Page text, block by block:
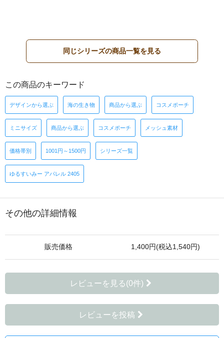
同じシリーズの商品一覧を見る
この商品のキーワード
デザインから選ぶ 海の生き物 商品から選ぶ コスメポーチ
ミニサイズ 商品から選ぶ コスメポーチ メッシュ素材
価格帯別 1001円～1500円 シリーズ一覧
ゆるすいみー アパレル 2405
その他の詳細情報
販売価格 1,400円(税込1,540円)
レビューを見る(0件)
レビューを投稿